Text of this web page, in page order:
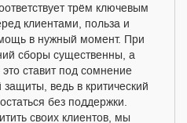
трём ключевым
клиентами, польза и
в нужный момент. При
сборы существенны, а
ставит под сомнение
ведь в критический
без поддержки.
своих клиентов, мы